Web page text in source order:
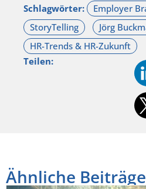
Schlagwörter:
Teilen:
Ähnliche Beiträge